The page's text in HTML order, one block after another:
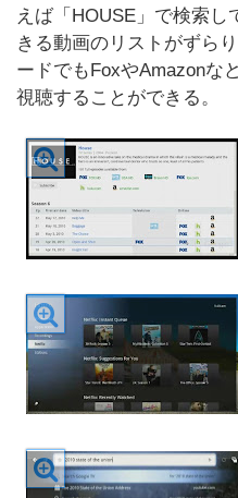
えば「HOUSE」で検索
きる動画のリストがずら
ードでもFoxやAmazonな
視聴することができる。